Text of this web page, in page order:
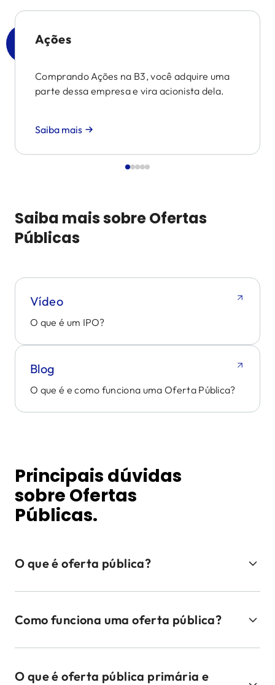
Ações
Comprando Ações na B3, você adquire uma
parte dessa empresa e vira acionista dela.
Saiba mais
Saiba mais sobre Ofertas
Públicas
Vídeo
O que é um IPO?
Blog
O que é e como funciona uma Oferta Pública?
Principais dúvidas
sobre Ofertas
Públicas.
O que é oferta pública?
Como funciona uma oferta pública?
O que é oferta pública primária e